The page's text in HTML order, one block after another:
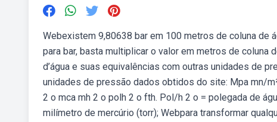
Webexistem 9,80638 bar em 100 metros de coluna de
para bar, basta multiplicar o valor em metros de
d’água e suas equivalências com outras unidades de
unidades de pressão dados obtidos do site: Mpa mn/
2 o mca mh 2 o polh 2 o fth. Pol/h 2 o = polegada de
milímetro de mercúrio (torr); Webpara transformar